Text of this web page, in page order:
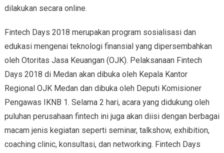
dilakukan secara online.
Fintech Days 2018 merupakan program sosialisasi dan
edukasi mengenai teknologi finansial yang dipersembahkan
oleh Otoritas Jasa Keuangan (OJK). Pelaksanaan Fintech
Days 2018 di Medan akan dibuka oleh Kepala Kantor
Regional OJK Medan dan dibuka oleh Deputi Komisioner
Pengawas IKNB 1. Selama 2 hari, acara yang didukung oleh
puluhan perusahaan fintech ini juga akan diisi dengan berbagai
macam jenis kegiatan seperti seminar, talkshow, exhibition,
coaching clinic, konsultasi, dan networking. Fintech Days